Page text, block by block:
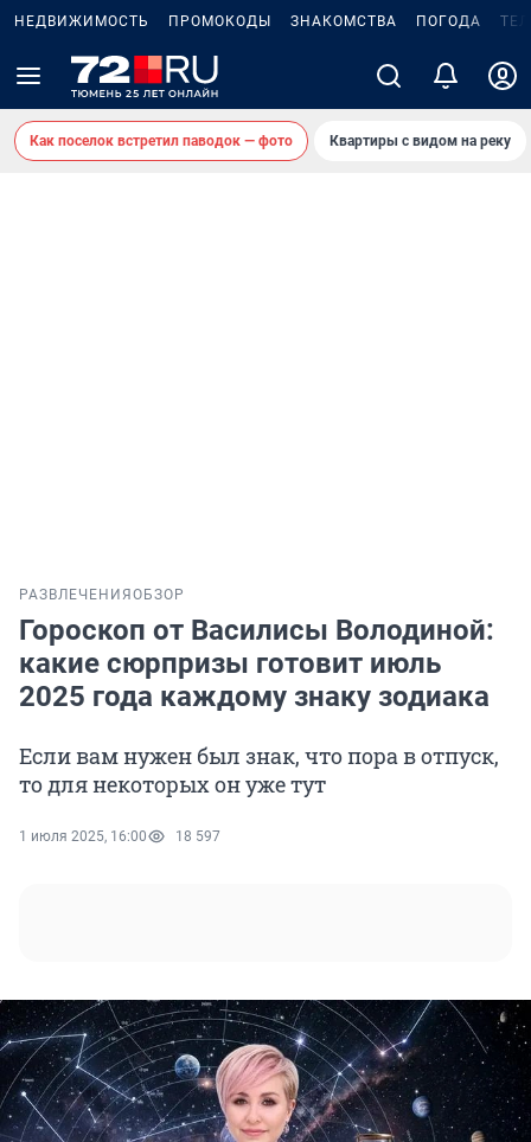
НЕДВИЖИМОСТЬ ПРОМОКОДЫ ЗНАКОМСТВА ПОГОДА
Как поселок встретил паводок — фото Квартиры с видом на реку
РАЗВЛЕЧЕНИЯ ОБЗОР
Гороскоп от Василисы Володиной:
какие сюрпризы готовит июль
2025 года каждому знаку зодиака
Если вам нужен был знак, что пора в отпуск,
то для некоторых он уже тут
1 июля 2025, 16:00 18 597